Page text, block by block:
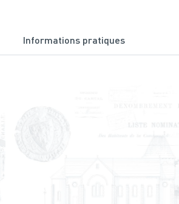
Informations pratiques